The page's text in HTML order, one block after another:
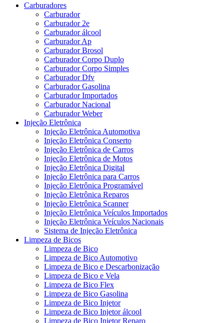
Carburadores
Carburador
Carburador 2e
Carburador álcool
Carburador Ap
Carburador Brosol
Carburador Corpo Duplo
Carburador Corpo Simples
Carburador Dfv
Carburador Gasolina
Carburador Importados
Carburador Nacional
Carburador Weber
Injeção Eletrônica
Injeção Eletrônica Automotiva
Injeção Eletrônica Conserto
Injeção Eletrônica de Carros
Injeção Eletrônica de Motos
Injeção Eletrônica Digital
Injeção Eletrônica para Carros
Injeção Eletrônica Programável
Injeção Eletrônica Reparos
Injeção Eletrônica Scanner
Injeção Eletrônica Veículos Importados
Injeção Eletrônica Veículos Nacionais
Sistema de Injeção Eletrônica
Limpeza de Bicos
Limpeza de Bico
Limpeza de Bico Automotivo
Limpeza de Bico e Descarbonização
Limpeza de Bico e Vela
Limpeza de Bico Flex
Limpeza de Bico Gasolina
Limpeza de Bico Injetor
Limpeza de Bico Injetor álcool
Limpeza de Bico Injetor Reparo